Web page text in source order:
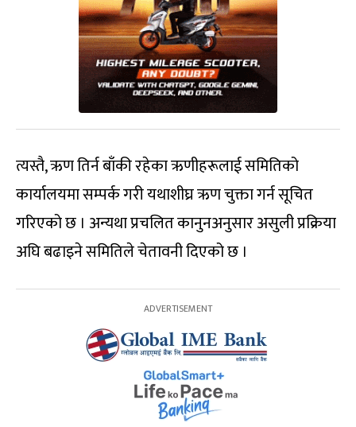
त्यस्तै, ऋण तिर्न बाँकी रहेका ऋणीहरूलाई समितिको
कार्यालयमा सम्पर्क गरी यथाशीघ्र ऋण चुक्ता गर्न सूचित
गरिएको छ । अन्यथा प्रचलित कानुनअनुसार असुली प्रक्रिया
अघि बढाइने समितिले चेतावनी दिएको छ ।